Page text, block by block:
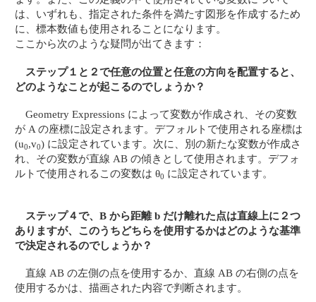
は、いずれも、指定された条件を満たす図形を作成するため
に、標本数値も使用されることになります。
ここから次のような疑問が出てきます：
ステップ１と２で任意の位置と任意の方向を配置すると、
どのようなことが起こるのでしょうか？
Geometry Expressions によって変数が作成され、その変数
が A の座標に設定されます。デフォルトで使用される座標は
(u0,v0) に設定されています。次に、別の新たな変数が作成さ
れ、その変数が直線 AB の傾きとして使用されます。デフォ
ルトで使用されるこの変数は θ0 に設定されています。
ステップ４で、B から距離 b だけ離れた点は直線上に２つ
ありますが、このうちどちらを使用するかはどのような基準
で決定されるのでしょうか？
直線 AB の左側の点を使用するか、直線 AB の右側の点を
使用するかは、描画された内容で判断されます。